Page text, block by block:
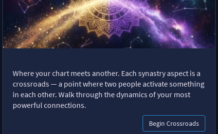
Where your chart meets another. Each synastry aspect is a
crossroads — a point where two people activate something
in each other. Walk through the dynamics of your most
powerful connections.
Begin Crossroads